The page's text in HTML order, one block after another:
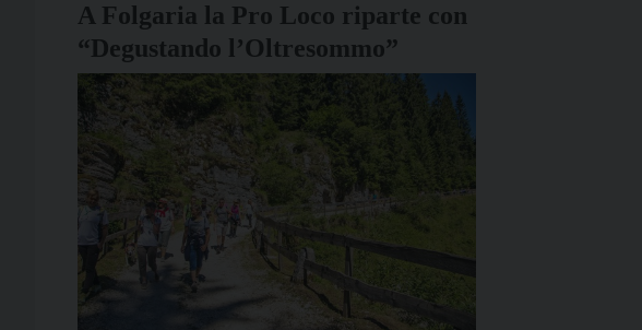
A Folgaria la Pro Loco riparte con
“Degustando l’Oltresommo”